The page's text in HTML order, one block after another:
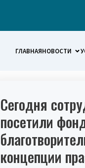
ГЛАВНАЯНОВОСТИ
Сегодня
посетили
концепции